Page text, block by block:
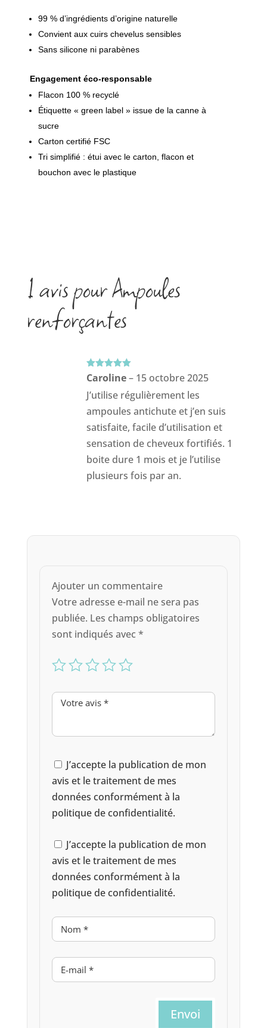
99 % d’ingrédients d’origine naturelle
Convient aux cuirs chevelus sensibles
Sans silicone ni parabènes
Engagement éco-responsable
Flacon 100 % recyclé
Étiquette « green label » issue de la canne à
sucre
Carton certifié FSC
Tri simplifié : étui avec le carton, flacon et
bouchon avec le plastique
1 avis pour Ampoules
renforçantes
Note5sur
5
Caroline– 15 octobre 2025
J’utilise régulièrement les
ampoules antichute et j’en suis
satisfaite, facile d’utilisation et
sensation de cheveux fortifiés. 1
boite dure 1 mois et je l’utilise
plusieurs fois par an.
Ajouter un commentaire
Votre adresse e-mail ne sera pas
publiée. Les champs obligatoires
sont indiqués avec *
J’accepte la publication de mon
avis et le traitement de mes
données conformément à la
politique de confidentialité.
J’accepte la publication de mon
avis et le traitement de mes
données conformément à la
politique de confidentialité.
Envoi